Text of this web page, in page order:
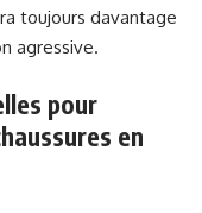
toujours davantage
agressive.
pour
en